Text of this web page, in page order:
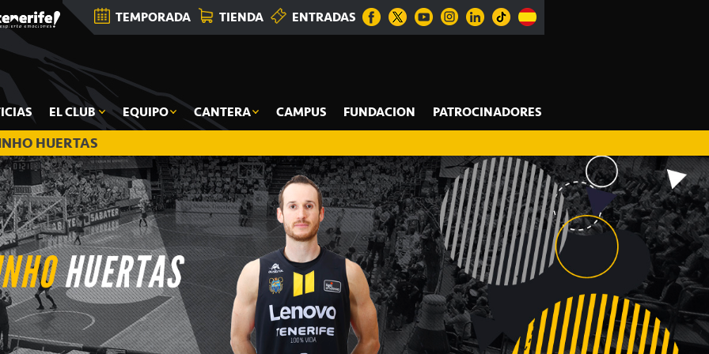
TEMPORADA TIENDA ENTRADAS
EL CLUB EQUIPO CANTERA CAMPUS FUNDACION PATROCINADORES
HUERTAS